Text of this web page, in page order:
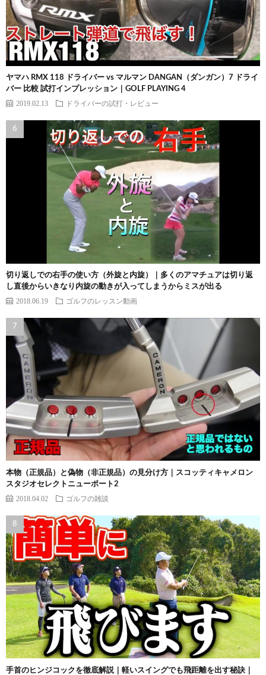
ヤマハ RMX 118 ドライバー vs マルマン DANGAN（ダンガン）7 ドライ
バー 比較 試打インプレッション｜GOLF PLAYING 4
2019.02.13 ドライバーの試打・レビュー
切り返しでの右手の使い方（外旋と内旋）｜多くのアマチュアは切り返
し直後からいきなり内旋の動きが入ってしまうからミスが出る
2018.06.19 ゴルフのレッスン動画
本物（正規品）と偽物（非正規品）の見分け方｜スコッティキャメロン
スタジオセレクトニューポート2
2018.04.02 ゴルフの雑談
手首のヒンジコックを徹底解説｜軽いスイングでも飛距離を出す秘訣｜